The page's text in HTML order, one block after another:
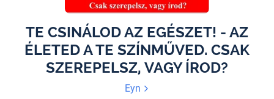
TE CSINÁLOD AZ EGÉSZET! - AZ
ÉLETED A TE SZÍNMŰVED. CSAK
SZEREPELSZ, VAGY ÍROD?
Eyn